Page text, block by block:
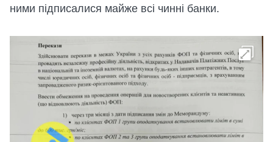
ними підписалися майже всі чинні банки.